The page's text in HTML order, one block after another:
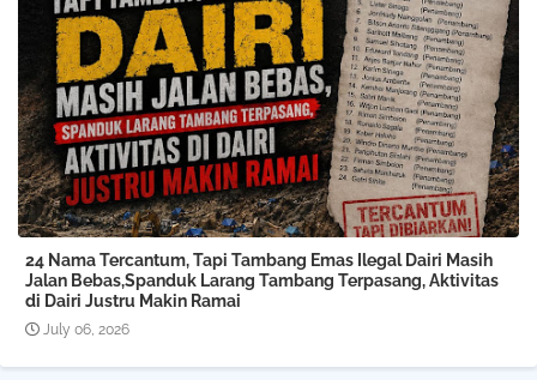
24 Nama Tercantum, Tapi Tambang Emas Ilegal Dairi Masih
Jalan Bebas,Spanduk Larang Tambang Terpasang, Aktivitas
di Dairi Justru Makin Ramai
July 06, 2026